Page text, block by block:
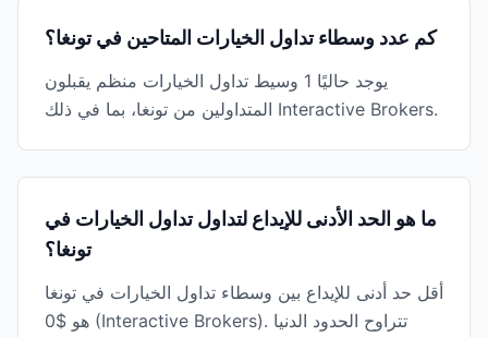
كم عدد وسطاء تداول الخيارات المتاحين في تونغا؟
يوجد حاليًا 1 وسيط تداول الخيارات منظم يقبلون
المتداولين من تونغا، بما في ذلك Interactive Brokers.
ما هو الحد الأدنى للإيداع لتداول تداول الخيارات في
تونغا؟
أقل حد أدنى للإيداع بين وسطاء تداول الخيارات في تونغا
هو $0 (Interactive Brokers). تتراوح الحدود الدنيا